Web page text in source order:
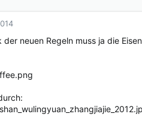
der neuen Regeln muss ja die